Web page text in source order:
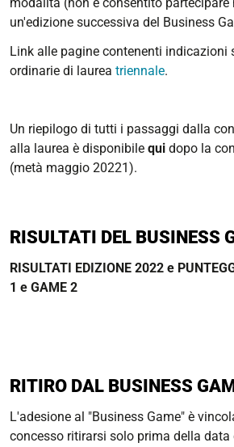
un'edizione successiva del Business
Link alle pagine contenenti indicazioni
ordinarie di laurea triennale.
Un riepilogo di tutti i passaggi dalla
alla laurea è disponibile qui dopo la
(metà maggio 20221).
RISULTATI DEL BUSINESS
RISULTATI EDIZIONE 2022 e
1 e GAME 2
RITIRO DAL BUSINESS
L'adesione al "Business Game" è
concesso ritirarsi solo prima della data